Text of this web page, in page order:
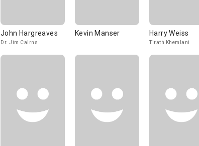
John Hargreaves
Dr. Jim Cairns
Kevin Manser Harry Weiss
Tirath Khemlani